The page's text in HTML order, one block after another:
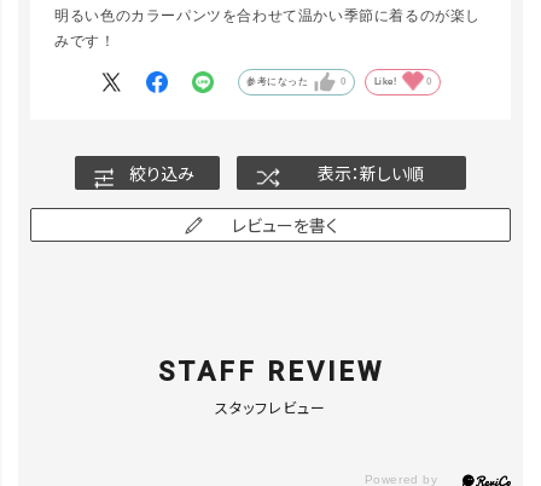
明るい色のカラーパンツを合わせて温かい季節に着るのが楽し
みです！
参考になった 0 Like! 0
絞り込み 表示：新しい順
レビューを書く
STAFF REVIEW
スタッフレビュー